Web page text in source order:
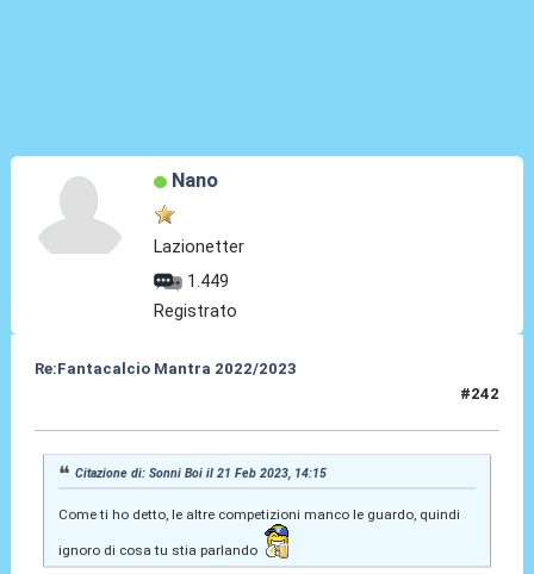
Nano
Lazionetter
1.449
Registrato
Re:Fantacalcio Mantra 2022/2023
#242
Citazione di: Sonni Boi il 21 Feb 2023, 14:15
Come ti ho detto, le altre competizioni manco le guardo, quindi
ignoro di cosa tu stia parlando